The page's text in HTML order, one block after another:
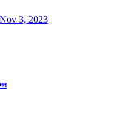
Nov 3, 2023